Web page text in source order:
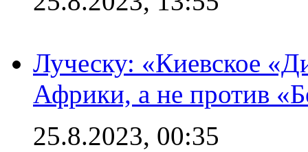
Луческу: «Киевское
Африки, а не против
25.8.2023, 00:35